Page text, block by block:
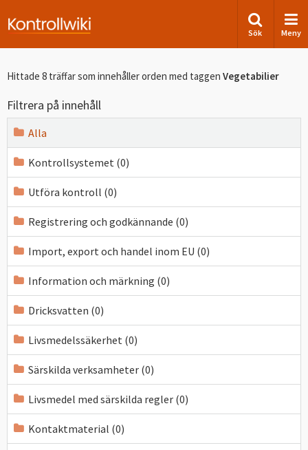
Sök Meny
Hittade 8 träffar som innehåller orden med taggen Vegetabilier
Filtrera på innehåll
Alla
Kontrollsystemet (0)
Utföra kontroll (0)
Registrering och godkännande (0)
Import, export och handel inom EU (0)
Information och märkning (0)
Dricksvatten (0)
Livsmedelssäkerhet (0)
Särskilda verksamheter (0)
Livsmedel med särskilda regler (0)
Kontaktmaterial (0)